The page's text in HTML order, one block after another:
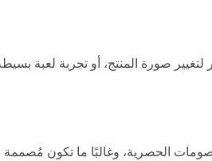
صورة المنتج، أو تجربة لعبة
الحصرية، وغالبًا ما تكون مُصممة